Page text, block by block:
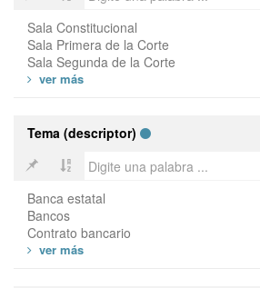
Sala Constitucional
Sala Primera de la Corte
Sala Segunda de la Corte
Tema (descriptor)
Banca estatal
Bancos
Contrato bancario